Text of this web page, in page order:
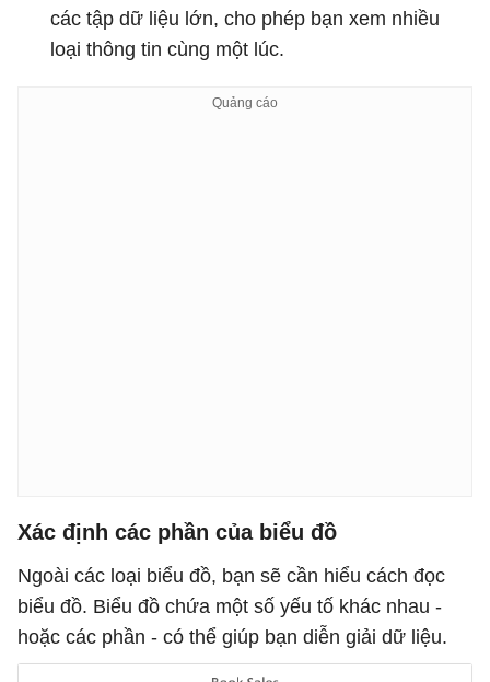
các tập dữ liệu lớn, cho phép bạn xem nhiều
loại thông tin cùng một lúc.
Xác định các phần của biểu đồ
Ngoài các loại biểu đồ, bạn sẽ cần hiểu cách đọc
biểu đồ. Biểu đồ chứa một số yếu tố khác nhau -
hoặc các phần - có thể giúp bạn diễn giải dữ liệu.